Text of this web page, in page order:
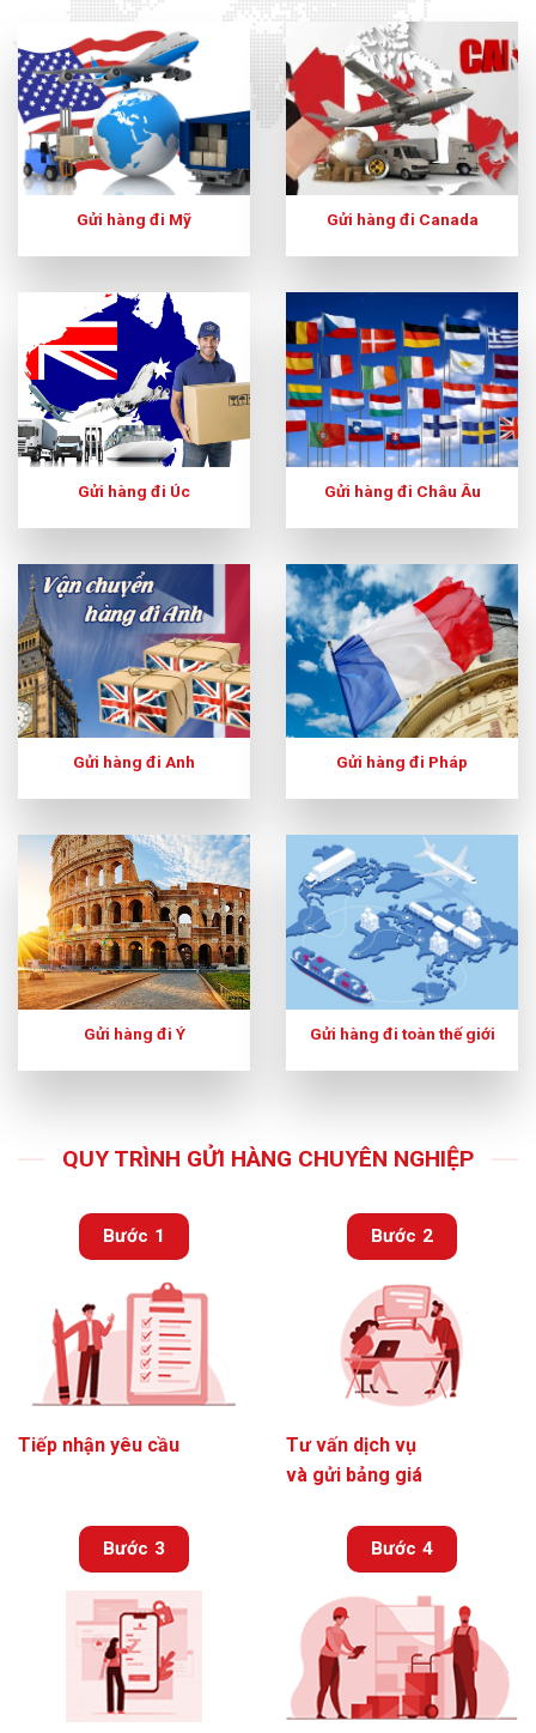
Gửi hàng đi Mỹ Gửi hàng đi Canada
Gửi hàng đi Úc Gửi hàng đi Châu Âu
Gửi hàng đi Anh Gửi hàng đi Pháp
Gửi hàng đi Ý Gửi hàng đi toàn thế giới
QUY TRÌNH GỬI HÀNG CHUYÊN NGHIỆP
Bước 1
Tiếp nhận yêu cầu
Bước 2
Tư vấn dịch vụ
và gửi bảng giá
Bước 3 Bước 4